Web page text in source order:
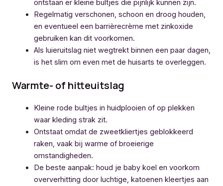
ontstaan er kleine bultjes die pijnlijk kunnen zijn.
Regelmatig verschonen, schoon en droog houden,
en eventueel een barrièrecrème met zinkoxide
gebruiken kan dit voorkomen.
Als luieruitslag niet wegtrekt binnen een paar dagen,
is het slim om even met de huisarts te overleggen.
Warmte- of hitteuitslag
Kleine rode bultjes in huidplooien of op plekken
waar kleding strak zit.
Ontstaat omdat de zweetkliertjes geblokkeerd
raken, vaak bij warme of broeierige
omstandigheden.
De beste aanpak: houd je baby koel en voorkom
oververhitting door luchtige, katoenen kleertjes aan